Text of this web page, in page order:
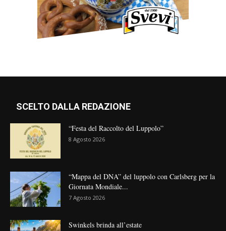
SCELTO DALLA REDAZIONE
“Festa del Raccolto del Luppolo”
8 Agosto 2026
“Mappa del DNA” del luppolo con Carlsberg per la
Giornata Mondiale...
7 Agosto 2026
Swinkels brinda all’estate